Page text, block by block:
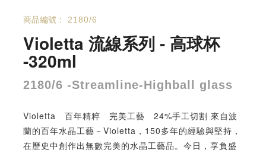
商品編號： 2180/6
Violetta 流線系列 - 高球杯
-320ml
2180/6 -Streamline-Highball glass
Violetta 百年精粹 完美工藝 24%手工切割 來自波
蘭的百年水晶工藝－Violetta，150多年的經驗與堅持，
在歷史中創作出無數完美的水晶工藝品。今日，享負盛